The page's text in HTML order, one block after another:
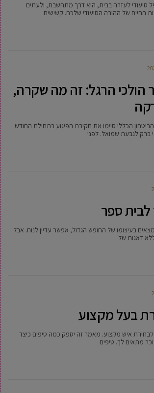
סיעודי לעזרה בבית, היא דרך מתחשבת, ולעתים
החיים של ההורה הסיעודי שלכם. קשישים
הולכי הרגל: זה מה שקרה,
הכללי סיימו את חקירת הפיגוע בתחילת החודש
ברק לגבעת שמואל. לפני
לבית ספר
בעיצומו של החופש הגדול, אפשר עדיין לנוח. אבל
דאגות של
בעל מקצוע
לבחירת איש מקצוע. מאמר זה יספק כמה טיפים כיצד
מתאים לך. טיפים